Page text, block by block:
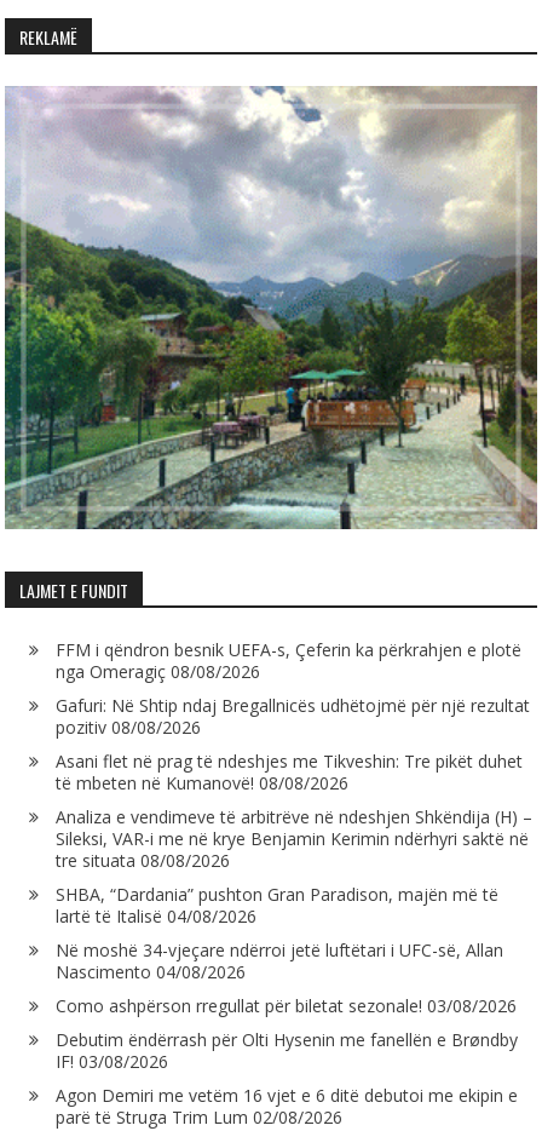
REKLAMË
LAJMET E FUNDIT
FFM i qëndron besnik UEFA-s, Çeferin ka përkrahjen e plotë
nga Omeragiç 08/08/2026
Gafuri: Në Shtip ndaj Bregallnicës udhëtojmë për një rezultat
pozitiv 08/08/2026
Asani flet në prag të ndeshjes me Tikveshin: Tre pikët duhet
të mbeten në Kumanovë! 08/08/2026
Analiza e vendimeve të arbitrëve në ndeshjen Shkëndija (H) –
Sileksi, VAR-i me në krye Benjamin Kerimin ndërhyri saktë në
tre situata 08/08/2026
SHBA, “Dardania” pushton Gran Paradison, majën më të
lartë të Italisë 04/08/2026
Në moshë 34-vjeçare ndërroi jetë luftëtari i UFC-së, Allan
Nascimento 04/08/2026
Como ashpërson rregullat për biletat sezonale! 03/08/2026
Debutim ëndërrash për Olti Hysenin me fanellën e Brøndby
IF! 03/08/2026
Agon Demiri me vetëm 16 vjet e 6 ditë debutoi me ekipin e
parë të Struga Trim Lum 02/08/2026